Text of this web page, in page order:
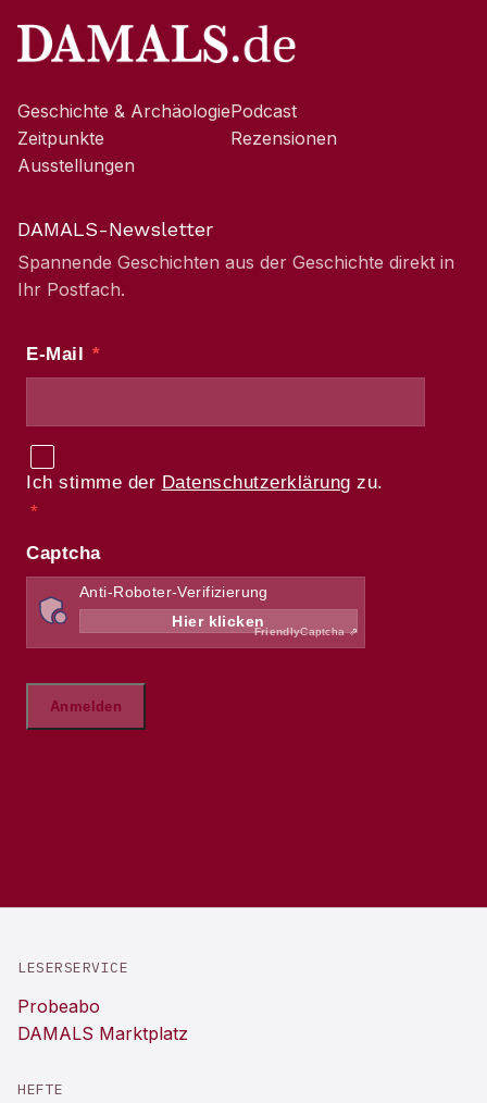
Geschichte & Archäologie
Zeitpunkte
Ausstellungen
Podcast
Rezensionen
DAMALS-Newsletter
Spannende Geschichten aus der Geschichte direkt in
Ihr Postfach.
LESERSERVICE
Probeabo
DAMALS Marktplatz
HEFTE